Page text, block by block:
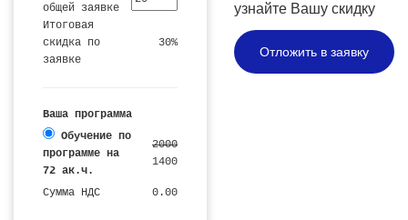
общей заявке
Итоговая
скидка по
заявке
30%
Ваша программа
Обучение по
программе на
72 ак.ч.
2000
1400
Сумма НДС 0.00
узнайте Вашу скидку
Отложить в заявку